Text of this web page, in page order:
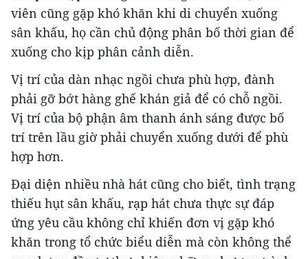
viên cũng gặp khó khăn khi di chuyển xuống
sân khấu, họ cần chủ động phân bố thời gian để
xuống cho kịp phân cảnh diễn.
Vị trí của dàn nhạc ngồi chưa phù hợp, đành
phải gỡ bớt hàng ghế khán giả để có chỗ ngồi.
Vị trí của bộ phận âm thanh ánh sáng được bố
trí trên lầu giờ phải chuyển xuống dưới để phù
hợp hơn.
Đại diện nhiều nhà hát cũng cho biết, tình trạng
thiếu hụt sân khấu, rạp hát chưa thực sự đáp
ứng yêu cầu không chỉ khiến đơn vị gặp khó
khăn trong tổ chức biểu diễn mà còn không thể